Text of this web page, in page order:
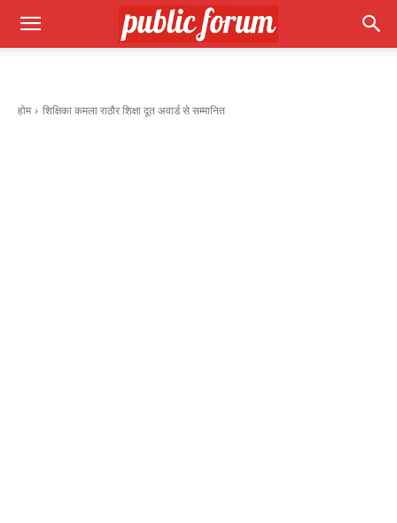
होम शिक्षिका कमला राठौर शिक्षा दूत अवार्ड से सम्मानित